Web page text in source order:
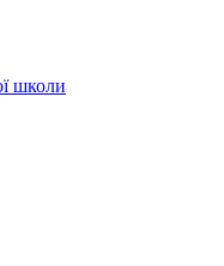
школи